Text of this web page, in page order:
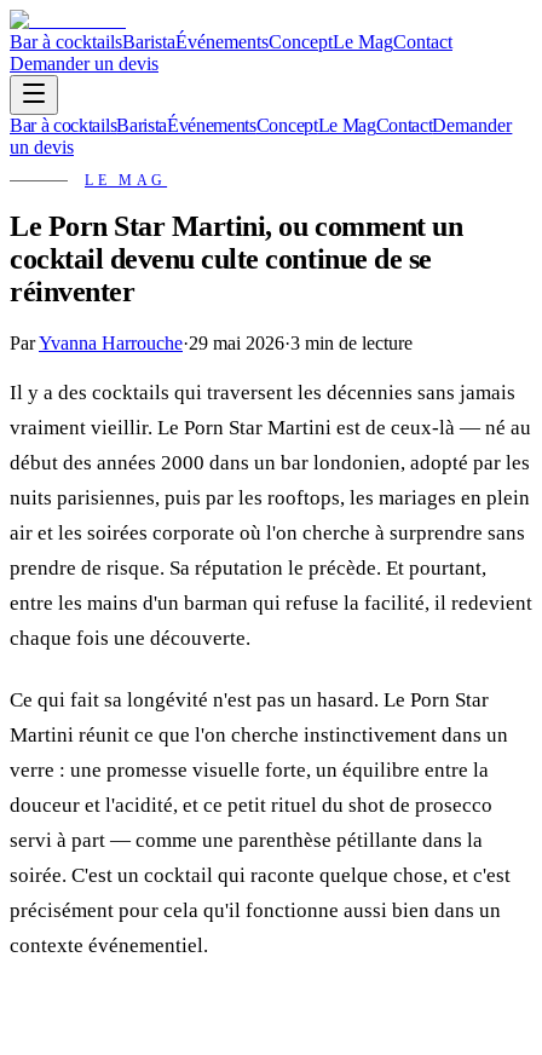
Bar à cocktailsBaristaÉvénementsConceptLe MagContact
Demander un devis
Bar à cocktailsBaristaÉvénementsConceptLe MagContactDemander
un devis
LE MAG
Le Porn Star Martini, ou comment un
cocktail devenu culte continue de se
réinventer
ParYvanna Harrouche·29 mai 2026·3 min de lecture
Il y a des cocktails qui traversent les décennies sans jamais
vraiment vieillir. Le Porn Star Martini est de ceux-là — né au
début des années 2000 dans un bar londonien, adopté par les
nuits parisiennes, puis par les rooftops, les mariages en plein
air et les soirées corporate où l'on cherche à surprendre sans
prendre de risque. Sa réputation le précède. Et pourtant,
entre les mains d'un barman qui refuse la facilité, il redevient
chaque fois une découverte.
Ce qui fait sa longévité n'est pas un hasard. Le Porn Star
Martini réunit ce que l'on cherche instinctivement dans un
verre : une promesse visuelle forte, un équilibre entre la
douceur et l'acidité, et ce petit rituel du shot de prosecco
servi à part — comme une parenthèse pétillante dans la
soirée. C'est un cocktail qui raconte quelque chose, et c'est
précisément pour cela qu'il fonctionne aussi bien dans un
contexte événementiel.